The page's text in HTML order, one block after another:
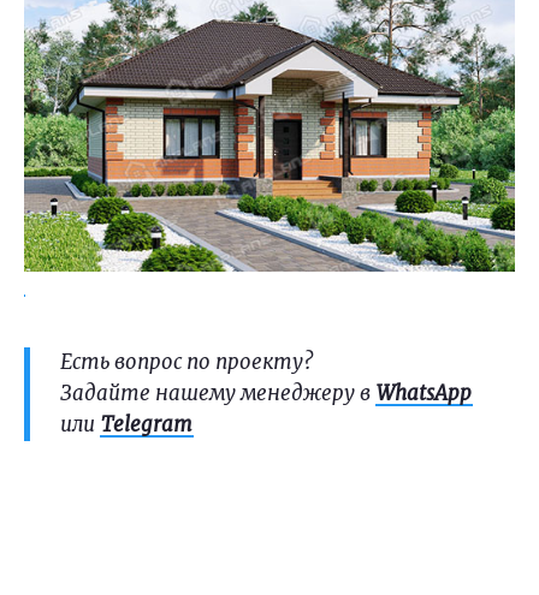
Есть вопрос по проекту?
Задайте нашему менеджеру в WhatsApp
или Telegram